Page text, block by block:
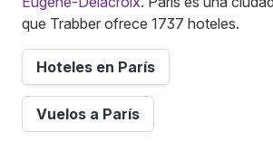
que Trabber ofrece 1737 hoteles.
Hoteles en París
Vuelos a París